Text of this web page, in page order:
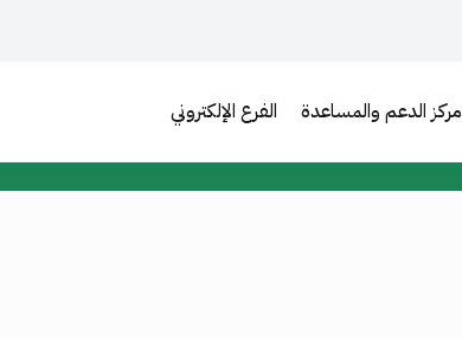
مركز الدعم والمساعدة الفرع الإلكتروني